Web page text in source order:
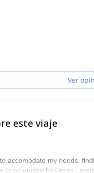
an thrilling outdoor
Ver
este viaje
accomodate my needs,
to be guided by Diego -